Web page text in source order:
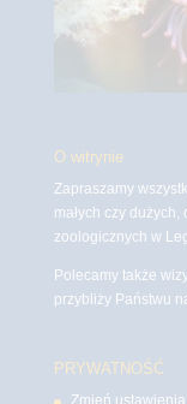
O witrynie
Zapraszamy
małych czy
zoologicznych w
Polecamy także
przybliży Państwu
PRYWATNOŚĆ
Zmień